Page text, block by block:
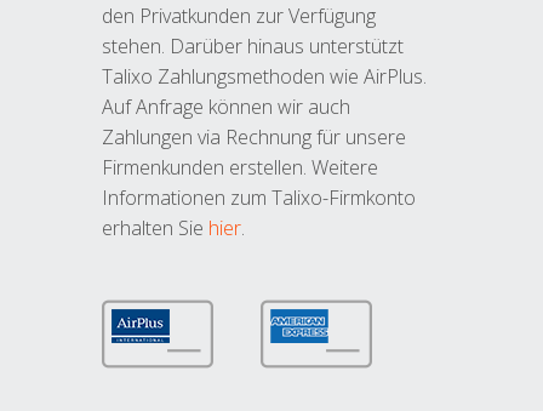
den Privatkunden zur Verfügung
stehen. Darüber hinaus unterstützt
Talixo Zahlungsmethoden wie AirPlus.
Auf Anfrage können wir auch
Zahlungen via Rechnung für unsere
Firmenkunden erstellen. Weitere
Informationen zum Talixo-Firmkonto
erhalten Sie hier.